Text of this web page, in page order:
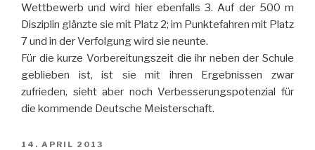
Wettbewerb und wird hier ebenfalls 3. Auf der 500 m
Disziplin glänzte sie mit Platz 2; im Punktefahren mit Platz
7 und in der Verfolgung wird sie neunte.
Für die kurze Vorbereitungszeit die ihr neben der Schule
geblieben ist, ist sie mit ihren Ergebnissen zwar
zufrieden, sieht aber noch Verbesserungspotenzial für
die kommende Deutsche Meisterschaft.
VERÖFFENTLICHT
14. APRIL 2013